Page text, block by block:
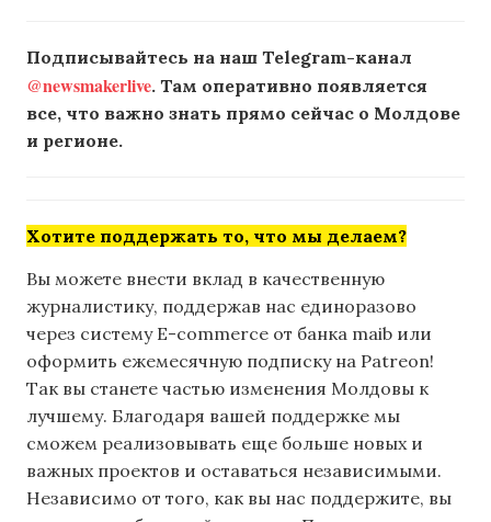
Подписывайтесь на наш Telegram-канал
@newsmakerlive. Там оперативно появляется
все, что важно знать прямо сейчас о Молдове
и регионе.
Хотите поддержать то, что мы делаем?
Вы можете внести вклад в качественную
журналистику, поддержав нас единоразово
через систему E-commerce от банка maib или
оформить ежемесячную подписку на Patreon!
Так вы станете частью изменения Молдовы к
лучшему. Благодаря вашей поддержке мы
сможем реализовывать еще больше новых и
важных проектов и оставаться независимыми.
Независимо от того, как вы нас поддержите, вы